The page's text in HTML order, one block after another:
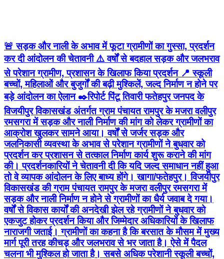
🚨 सड़क और नाली के अभाव में फूटा ग्रामीणों का गुस्सा, प्रदर्शन
कर दी आंदोलन की चेतावनी ⚠️ वर्षों से बदहाल सड़क और जलभराव
से परेशान ग्रामीण, प्रशासन के खिलाफ किया प्रदर्शन 📍 स्कूली
बच्चों, महिलाओं और बुजुर्गों की बढ़ी मुश्किलें, जल्द निर्माण न होने पर
बड़े आंदोलन का ऐलान ✒️रिपोर्ट पिंटू तिवारी फतेहपुर जनपद के
विजयीपुर विकासखंड अंतर्गत ग्राम पंचायत रामपुर के मजरा वलीपुर
रमसगरा में सड़क और नाली निर्माण की मांग को लेकर ग्रामीणों का
आक्रोश खुलकर सामने आया। वर्षों से जर्जर सड़क और
जलनिकासी व्यवस्था के अभाव से परेशान ग्रामीणों ने बुधवार को
प्रदर्शन कर प्रशासन से तत्काल निर्माण कार्य शुरू कराने की मांग
की। प्रदर्शनकारियों ने चेतावनी दी कि यदि जल्द समाधान नहीं हुआ
तो वे व्यापक आंदोलन के लिए बाध्य होंगे। खागा/फतेहपुर। विजयीपुर
विकासखंड की ग्राम पंचायत रामपुर के मजरा वलीपुर रमसगरा में
सड़क और नाली निर्माण न होने से ग्रामीणों का धैर्य जवाब दे गया।
वर्षों से विकास कार्यों की अनदेखी झेल रहे ग्रामीणों ने बुधवार को
एकजुट होकर प्रदर्शन किया और जिम्मेदार अधिकारियों के खिलाफ
नाराजगी जताई। ग्रामीणों का कहना है कि बरसात के मौसम में मुख्य
मार्ग पूरी तरह कीचड़ और जलभराव से भर जाता है। ऐसे में पैदल
चलना भी मुश्किल हो जाता है। सबसे अधिक परेशानी स्कूली बच्चों,